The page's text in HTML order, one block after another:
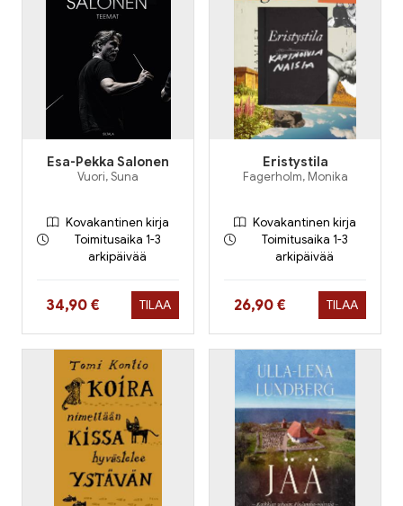
Esa-Pekka Salonen
Vuori, Suna
Kovakantinen kirja
Toimitusaika 1-3
arkipäivää
Hinta nyt
34,90 € TILAA
Eristystila
Fagerholm, Monika
Kovakantinen kirja
Toimitusaika 1-3
arkipäivää
Hinta nyt
26,90 € TILAA